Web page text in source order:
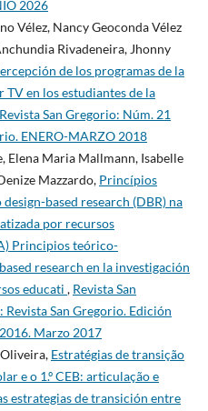
2026
Vélez, Nancy Geoconda Vélez
Rivadeneira, Jhonny
de los programas de la
en los estudiantes de la
Revista San Gregorio: Núm. 21
ENERO-MARZO 2018
Elena Maria Mallmann, Isabelle
Mazzardo, Princípios
based research (DBR) na
por recursos
Principios teórico-
research en la investigación
educati , Revista San
San Gregorio. Edición
Marzo 2017
Estratégias de transição
e o 1.º CEB: articulação e
estrategias de transición entre